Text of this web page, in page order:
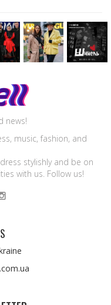
news!
music, fashion, and
stylishly and be on
with us. Follow us!